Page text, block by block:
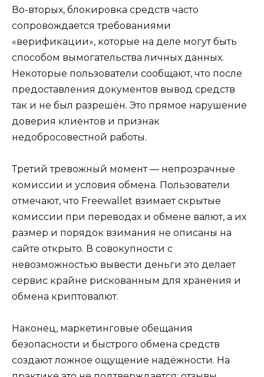
Во-вторых, блокировка средств часто
сопровождается требованиями
«верификации», которые на деле могут быть
способом вымогательства личных данных.
Некоторые пользователи сообщают, что после
предоставления документов вывод средств
так и не был разрешён. Это прямое нарушение
доверия клиентов и признак
недобросовестной работы.
Третий тревожный момент — непрозрачные
комиссии и условия обмена. Пользователи
отмечают, что Freewallet взимает скрытые
комиссии при переводах и обмене валют, а их
размер и порядок взимания не описаны на
сайте открыто. В совокупности с
невозможностью вывести деньги это делает
сервис крайне рискованным для хранения и
обмена криптовалют.
Наконец, маркетинговые обещания
безопасности и быстрого обмена средств
создают ложное ощущение надёжности. На